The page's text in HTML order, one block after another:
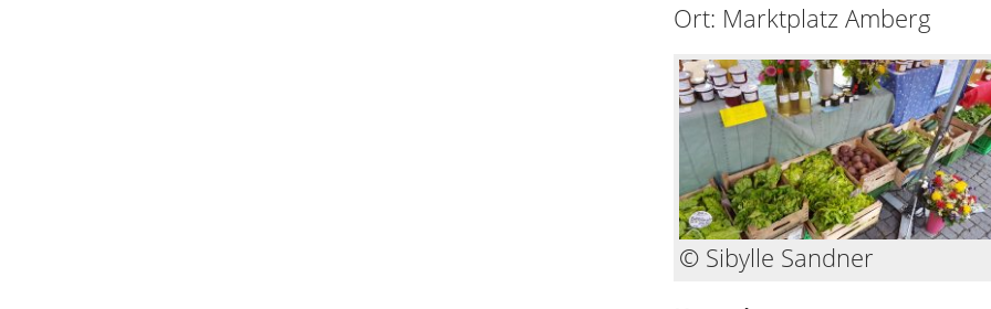
Ort: Marktplatz Amberg
© Sibylle Sandner